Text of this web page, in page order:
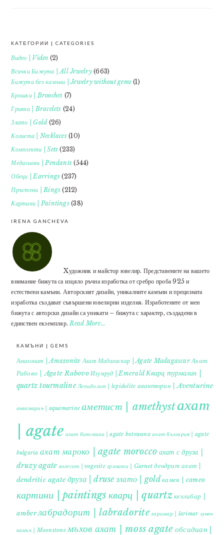
FOOTER
КАТЕГОРИИ | CATEGORIES
Видео | Video (2)
Всички Бижута | All Jewelry(663)
Бижута без камъни | Jewelry without gems (1)
Брошки | Brooches (7)
Гривни | Bracelets (24)
Злато | Gold (26)
Колиета | Necklaces(10)
Комплекти | Sets (233)
Медальони | Pendants (544)
Обеци | Earrings (237)
Пръстени | Rings (212)
Картини | Paintings(38)
IRENA GANCHEVA
Xудожник и майстор ювелир. Представените на вашето
внимание бижута са изцяло ръчна изработка от сребро проба 925 и
естествени камъни. Авторският дизайн, уникалните камъни и прецизната
изработка създават съвършени ювелирни изделия. Изработените от мен
бижута с авторски дизайн са уникати – бижута с характер, създадени в
единствен екземпляр.Read More…
КАМЪНИ | GEMS
Амазонит | Amazonite Ахат Мадагаскар | Agate Madagascar Ахат
Рабово | Agate Rabovo Изумруд | Emerald Кварц турмалин |
quartz tourmaline Лепидолит | lepidolite авантюрин | Aventurine
аквамарин | aquamarine аметист | amethystахат
| agate ахат ботсвана | agate botswana ахат българия | agate
bulgaria ахат мароко | agate morocco ахат с друза |
druzy agate вогесит | vogesite гранати | Garnet дендрит ахат |
dendritic agate друза | druse злато | gold камея | cameo
картини | paintings кварц | quartzкехлибар |
amberлабрадорит | labradorite ларимар | larimar лунен
камък | Moonstone мъхов ахат | moss agate обсидиан |